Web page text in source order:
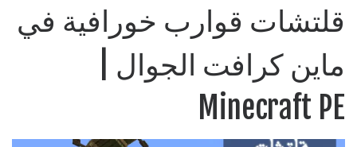
قلتشات قوارب خورافية في
ماين كرافت الجوال |
Minecraft PE